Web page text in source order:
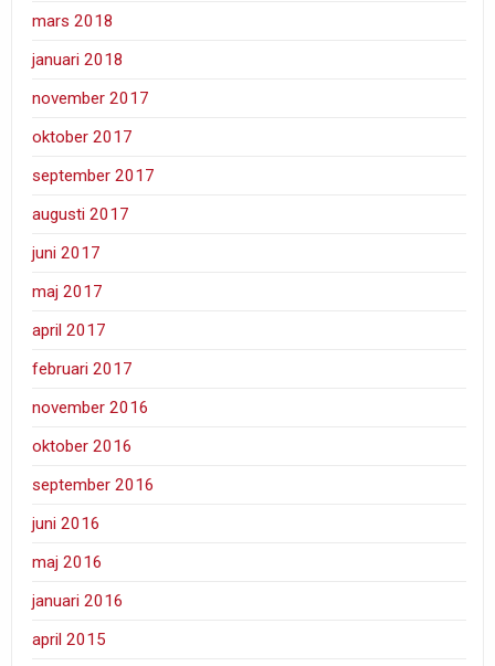
mars 2018
januari 2018
november 2017
oktober 2017
september 2017
augusti 2017
juni 2017
maj 2017
april 2017
februari 2017
november 2016
oktober 2016
september 2016
juni 2016
maj 2016
januari 2016
april 2015